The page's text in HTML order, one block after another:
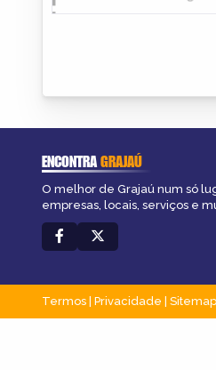
ENCONTRAGRAJAÚ
O melhor de Grajaú num só
empresas, locais, serviços e
Termos Privacidade Sitemap